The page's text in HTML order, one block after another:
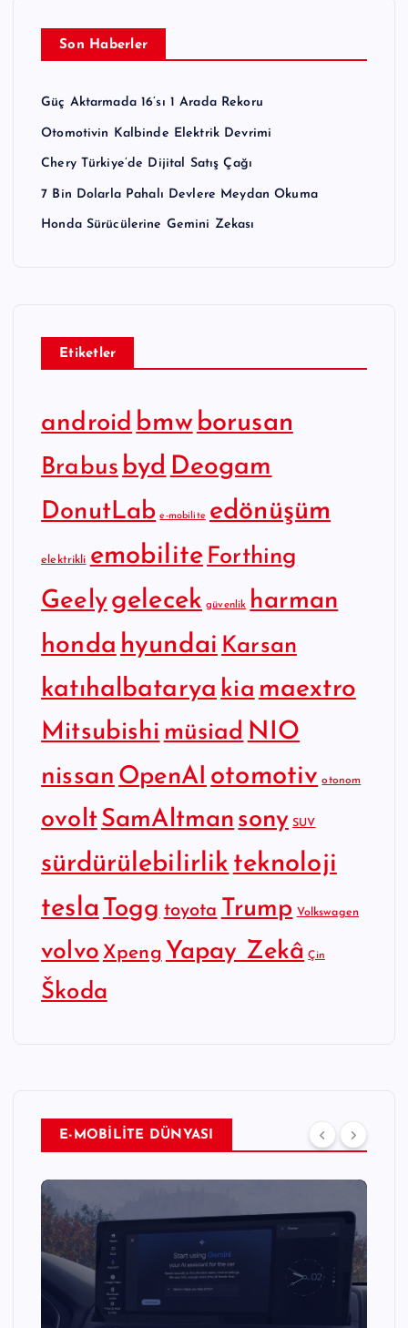
Son Haberler
Güç Aktarmada 16’sı 1 Arada Rekoru
Otomotivin Kalbinde Elektrik Devrimi
Chery Türkiye’de Dijital Satış Çağı
7 Bin Dolarla Pahalı Devlere Meydan Okuma
Honda Sürücülerine Gemini Zekası
Etiketler
android bmw borusan
Brabus byd Deogam
DonutLab e-mobilite edönüşüm
elektrikli emobilite Forthing
Geelygelecek güvenlik harman
honda hyundai Karsan
katıhalbatarya kia maextro
Mitsubishi müsiad NIO
nissan OpenAI otomotiv otonom
ovoltSamAltman sony SUV
sürdürülebilirlik teknoloji
tesla Togg toyota Trump Volkswagen
volvo Xpeng Yapay Zekâ Çin
Škoda
E-MOBİLİTE DÜNYASI